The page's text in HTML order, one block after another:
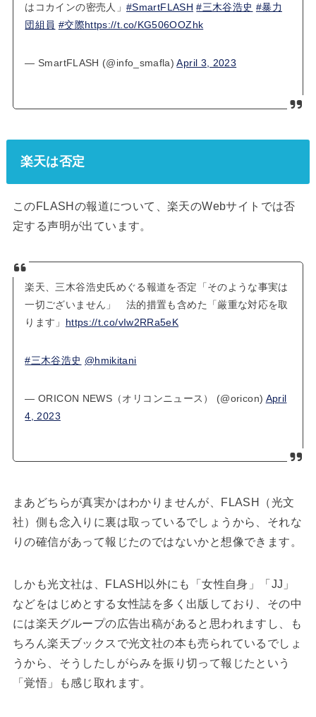
はコカインの密売人」 #SmartFLASH #三木谷浩史 #暴力
団組員 #交際https://t.co/KG506OOZhk
— SmartFLASH (@info_smafla)April 3, 2023
楽天は否定
このFLASHの報道について、楽天のWebサイトでは否
定する声明が出ています。
楽天、三木谷浩史氏めぐる報道を否定「そのような事実は
一切ございません」 法的措置も含めた「厳重な対応を取
ります」 https://t.co/vIw2RRa5eK
#三木谷浩史 @hmikitani
— ORICON NEWS（オリコンニュース） (@oricon) April
4, 2023
まあどちらが真実かはわかりませんが、FLASH（光文
社）側も念入りに裏は取っているでしょうから、それな
りの確信があって報じたのではないかと想像できます。
しかも光文社は、FLASH以外にも「女性自身」「JJ」
などをはじめとする女性誌を多く出版しており、その中
には楽天グループの広告出稿があると思われますし、も
ちろん楽天ブックスで光文社の本も売られているでしょ
うから、そうしたしがらみを振り切って報じたという
「覚悟」も感じ取れます。